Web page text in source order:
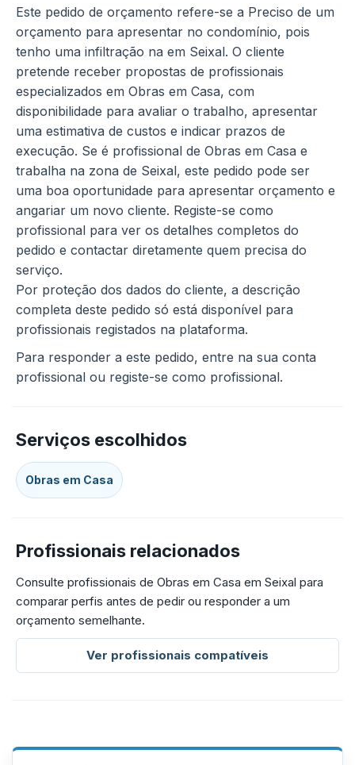
Este pedido de orçamento refere-se a Preciso de um
orçamento para apresentar no condomínio, pois
tenho uma infiltração na em Seixal. O cliente
pretende receber propostas de profissionais
especializados em Obras em Casa, com
disponibilidade para avaliar o trabalho, apresentar
uma estimativa de custos e indicar prazos de
execução. Se é profissional de Obras em Casa e
trabalha na zona de Seixal, este pedido pode ser
uma boa oportunidade para apresentar orçamento e
angariar um novo cliente. Registe-se como
profissional para ver os detalhes completos do
pedido e contactar diretamente quem precisa do
serviço.
Por proteção dos dados do cliente, a descrição
completa deste pedido só está disponível para
profissionais registados na plataforma.
Para responder a este pedido, entre na sua conta
profissional ou registe-se como profissional.
Serviços escolhidos
Obras em Casa
Profissionais relacionados
Consulte profissionais de Obras em Casa em Seixal para
comparar perfis antes de pedir ou responder a um
orçamento semelhante.
Ver profissionais compatíveis